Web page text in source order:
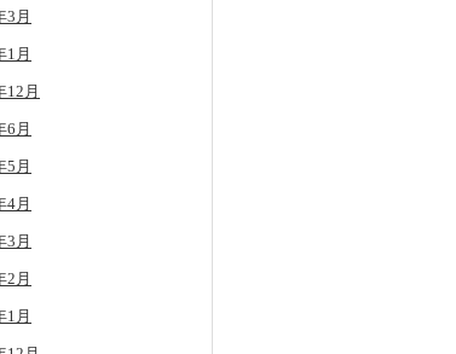
3月
1月
12月
6月
5月
4月
3月
2月
1月